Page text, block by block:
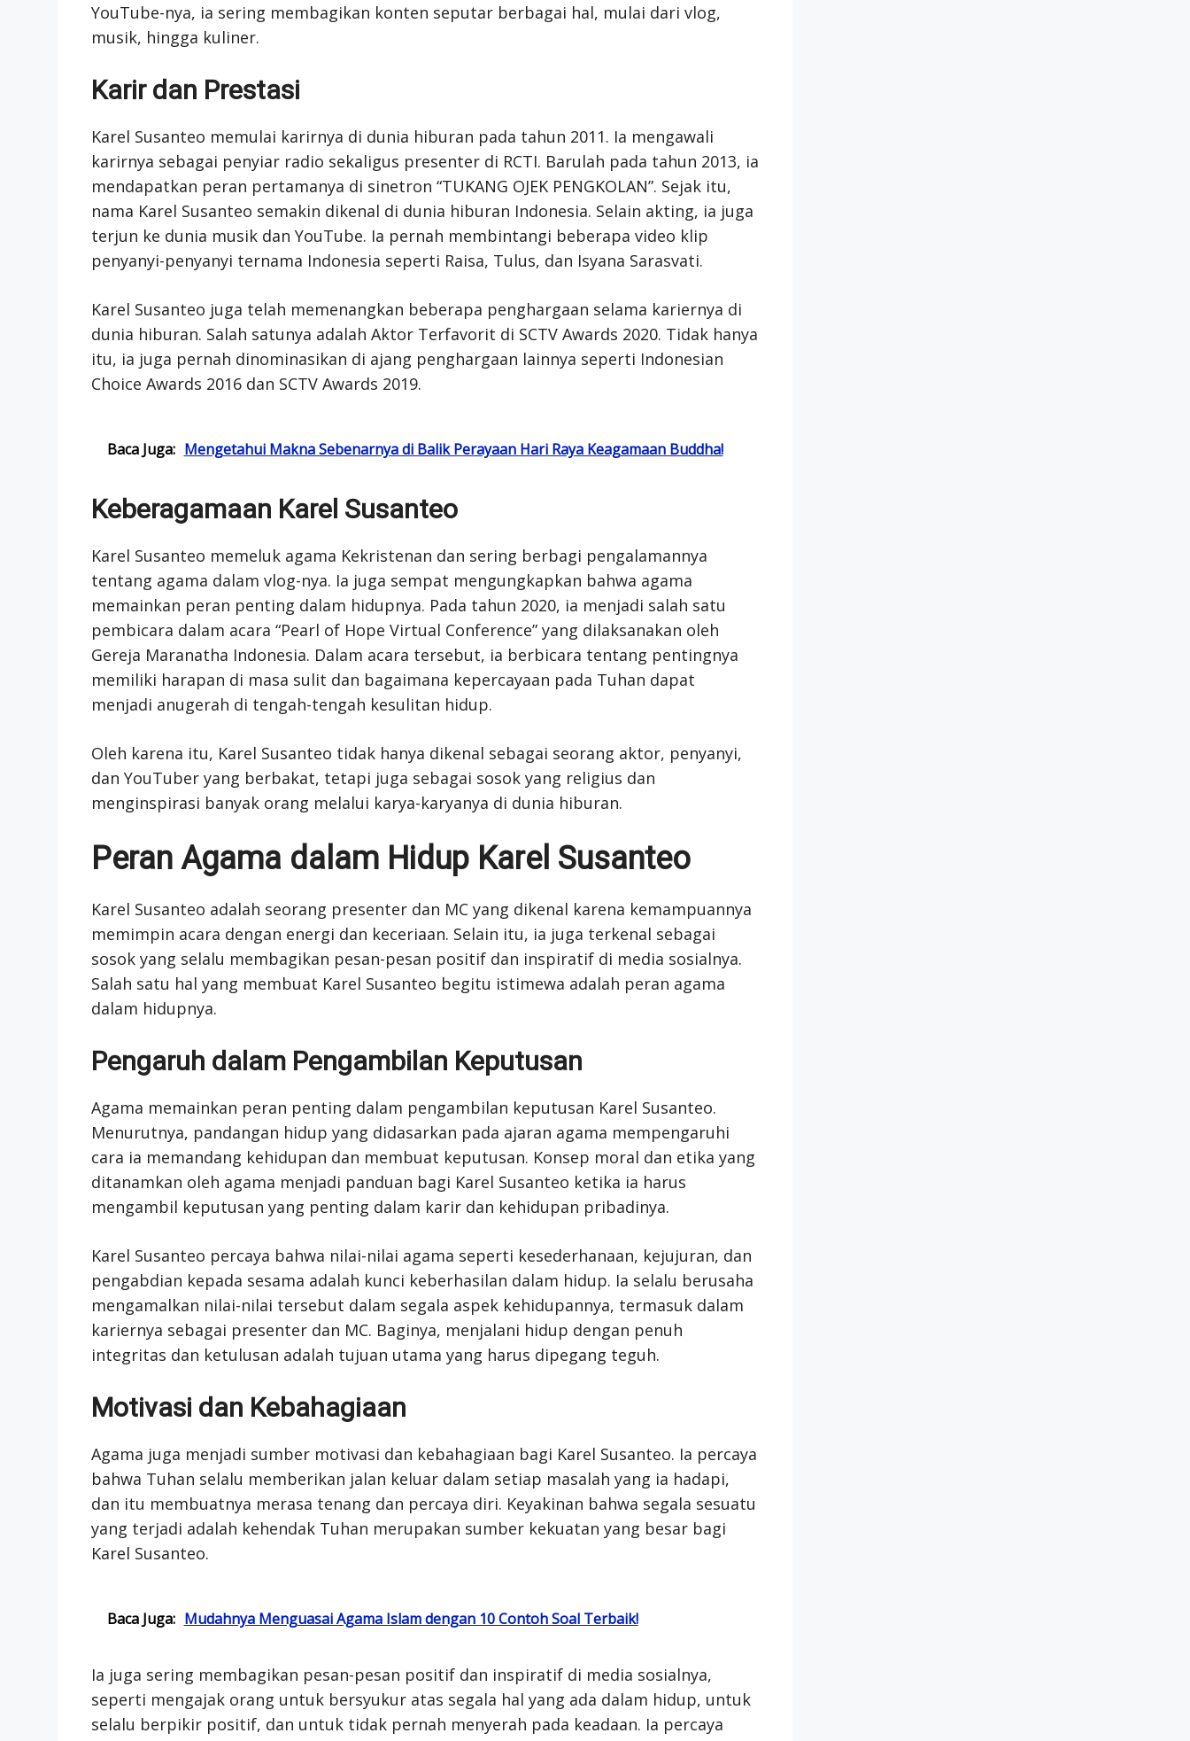
YouTube-nya, ia sering membagikan konten seputar berbagai hal, mulai dari vlog,
musik, hingga kuliner.
Karir dan Prestasi
Karel Susanteo memulai karirnya di dunia hiburan pada tahun 2011. Ia mengawali
karirnya sebagai penyiar radio sekaligus presenter di RCTI. Barulah pada tahun 2013, ia
mendapatkan peran pertamanya di sinetron “TUKANG OJEK PENGKOLAN”. Sejak itu,
nama Karel Susanteo semakin dikenal di dunia hiburan Indonesia. Selain akting, ia juga
terjun ke dunia musik dan YouTube. Ia pernah membintangi beberapa video klip
penyanyi-penyanyi ternama Indonesia seperti Raisa, Tulus, dan Isyana Sarasvati.
Karel Susanteo juga telah memenangkan beberapa penghargaan selama kariernya di
dunia hiburan. Salah satunya adalah Aktor Terfavorit di SCTV Awards 2020. Tidak hanya
itu, ia juga pernah dinominasikan di ajang penghargaan lainnya seperti Indonesian
Choice Awards 2016 dan SCTV Awards 2019.
Baca Juga: Mengetahui Makna Sebenarnya di Balik Perayaan Hari Raya Keagamaan Buddha!
Keberagamaan Karel Susanteo
Karel Susanteo memeluk agama Kekristenan dan sering berbagi pengalamannya
tentang agama dalam vlog-nya. Ia juga sempat mengungkapkan bahwa agama
memainkan peran penting dalam hidupnya. Pada tahun 2020, ia menjadi salah satu
pembicara dalam acara “Pearl of Hope Virtual Conference” yang dilaksanakan oleh
Gereja Maranatha Indonesia. Dalam acara tersebut, ia berbicara tentang pentingnya
memiliki harapan di masa sulit dan bagaimana kepercayaan pada Tuhan dapat
menjadi anugerah di tengah-tengah kesulitan hidup.
Oleh karena itu, Karel Susanteo tidak hanya dikenal sebagai seorang aktor, penyanyi,
dan YouTuber yang berbakat, tetapi juga sebagai sosok yang religius dan
menginspirasi banyak orang melalui karya-karyanya di dunia hiburan.
Peran Agama dalam Hidup Karel Susanteo
Karel Susanteo adalah seorang presenter dan MC yang dikenal karena kemampuannya
memimpin acara dengan energi dan keceriaan. Selain itu, ia juga terkenal sebagai
sosok yang selalu membagikan pesan-pesan positif dan inspiratif di media sosialnya.
Salah satu hal yang membuat Karel Susanteo begitu istimewa adalah peran agama
dalam hidupnya.
Pengaruh dalam Pengambilan Keputusan
Agama memainkan peran penting dalam pengambilan keputusan Karel Susanteo.
Menurutnya, pandangan hidup yang didasarkan pada ajaran agama mempengaruhi
cara ia memandang kehidupan dan membuat keputusan. Konsep moral dan etika yang
ditanamkan oleh agama menjadi panduan bagi Karel Susanteo ketika ia harus
mengambil keputusan yang penting dalam karir dan kehidupan pribadinya.
Karel Susanteo percaya bahwa nilai-nilai agama seperti kesederhanaan, kejujuran, dan
pengabdian kepada sesama adalah kunci keberhasilan dalam hidup. Ia selalu berusaha
mengamalkan nilai-nilai tersebut dalam segala aspek kehidupannya, termasuk dalam
kariernya sebagai presenter dan MC. Baginya, menjalani hidup dengan penuh
integritas dan ketulusan adalah tujuan utama yang harus dipegang teguh.
Motivasi dan Kebahagiaan
Agama juga menjadi sumber motivasi dan kebahagiaan bagi Karel Susanteo. Ia percaya
bahwa Tuhan selalu memberikan jalan keluar dalam setiap masalah yang ia hadapi,
dan itu membuatnya merasa tenang dan percaya diri. Keyakinan bahwa segala sesuatu
yang terjadi adalah kehendak Tuhan merupakan sumber kekuatan yang besar bagi
Karel Susanteo.
Baca Juga: Mudahnya Menguasai Agama Islam dengan 10 Contoh Soal Terbaik!
Ia juga sering membagikan pesan-pesan positif dan inspiratif di media sosialnya,
seperti mengajak orang untuk bersyukur atas segala hal yang ada dalam hidup, untuk
selalu berpikir positif, dan untuk tidak pernah menyerah pada keadaan. Ia percaya